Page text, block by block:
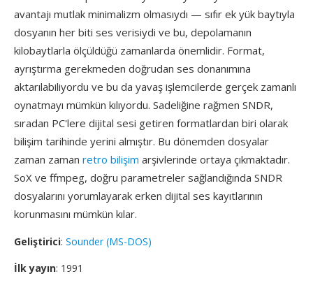
avantajı mutlak minimalizm olmasıydı — sıfır ek yük baytıyla
dosyanın her biti ses verisiydi ve bu, depolamanın
kilobaytlarla ölçüldüğü zamanlarda önemlidir. Format,
ayrıştırma gerekmeden doğrudan ses donanımına
aktarılabiliyordu ve bu da yavaş işlemcilerde gerçek zamanlı
oynatmayı mümkün kılıyordu. Sadeliğine rağmen SNDR,
sıradan PC'lere dijital sesi getiren formatlardan biri olarak
bilişim tarihinde yerini almıştır. Bu dönemden dosyalar
zaman zaman retro bilişim arşivlerinde ortaya çıkmaktadır.
SoX ve ffmpeg, doğru parametreler sağlandığında SNDR
dosyalarını yorumlayarak erken dijital ses kayıtlarının
korunmasını mümkün kılar.
Geliştirici: Sounder (MS-DOS)
İlk yayın: 1991